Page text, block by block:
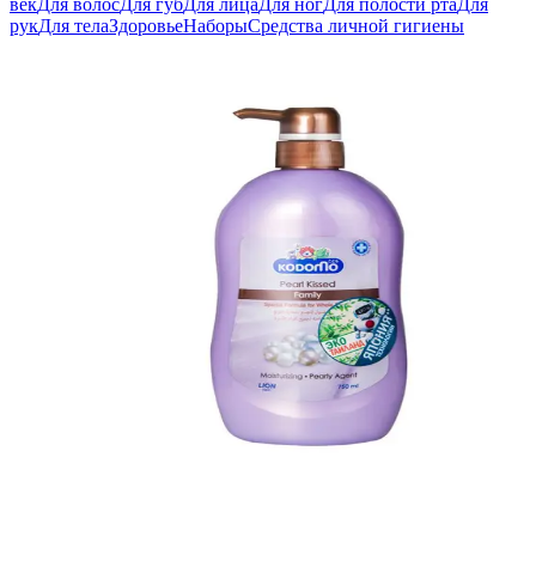
рукДля телаЗдоровьеНаборыСредства личной гигиены